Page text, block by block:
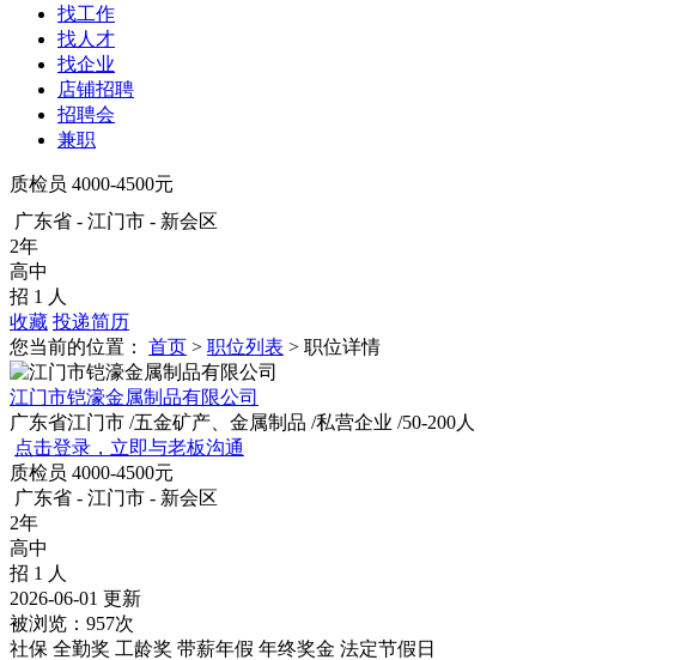
找工作
找人才
找企业
店铺招聘
招聘会
兼职
质检员 4000-4500元
广东省 - 江门市 - 新会区
2年
高中
招 1 人
收藏 投递简历
您当前的位置： 首页 > 职位列表 > 职位详情
江门市铠濠金属制品有限公司
广东省江门市 /五金矿产、金属制品 /私营企业 /50-200人
点击登录，立即与老板沟通
质检员 4000-4500元
广东省 - 江门市 - 新会区
2年
高中
招 1 人
2026-06-01 更新
被浏览： 957次
社保 全勤奖 工龄奖 带薪年假 年终奖金 法定节假日